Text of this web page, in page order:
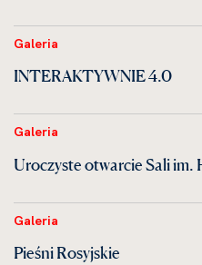
Galeria
INTERAKTYWNIE 4.0
Galeria
Uroczyste otwarcie Sali im.
Galeria
Pieśni Rosyjskie